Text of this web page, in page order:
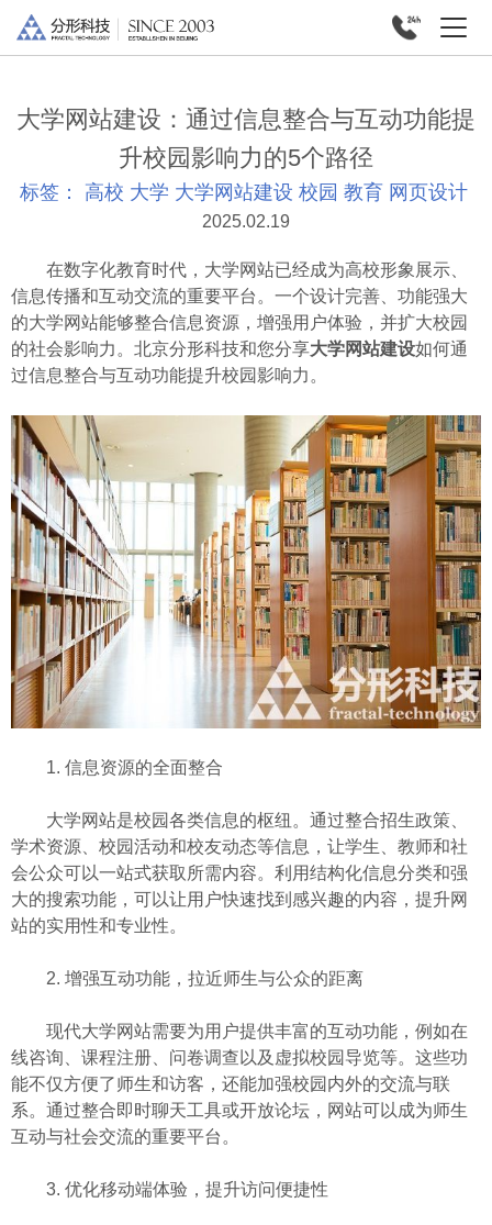
大学网站建设：通过信息整合与互动功能提
升校园影响力的5个路径
标签： 高校 大学 大学网站建设 校园 教育 网页设计
2025.02.19
在数字化教育时代，大学网站已经成为高校形象展示、
信息传播和互动交流的重要平台。一个设计完善、功能强大
的大学网站能够整合信息资源，增强用户体验，并扩大校园
的社会影响力。北京分形科技和您分享大学网站建设如何通
过信息整合与互动功能提升校园影响力。
1. 信息资源的全面整合
大学网站是校园各类信息的枢纽。通过整合招生政策、
学术资源、校园活动和校友动态等信息，让学生、教师和社
会公众可以一站式获取所需内容。利用结构化信息分类和强
大的搜索功能，可以让用户快速找到感兴趣的内容，提升网
站的实用性和专业性。
2. 增强互动功能，拉近师生与公众的距离
现代大学网站需要为用户提供丰富的互动功能，例如在
线咨询、课程注册、问卷调查以及虚拟校园导览等。这些功
能不仅方便了师生和访客，还能加强校园内外的交流与联
系。通过整合即时聊天工具或开放论坛，网站可以成为师生
互动与社会交流的重要平台。
3. 优化移动端体验，提升访问便捷性